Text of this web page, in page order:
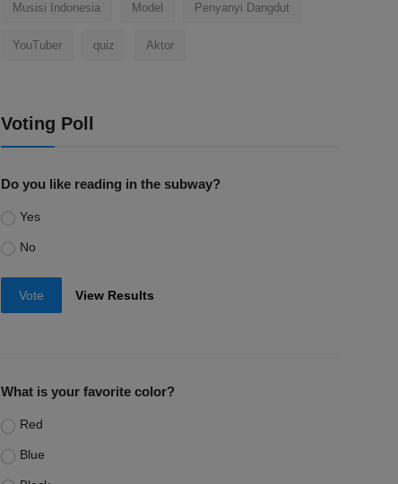
Musisi Indonesia Model Penyanyi Dangdut
YouTuber quiz Aktor
Voting Poll
Do you like reading in the subway?
Yes
No
Vote View Results
What is your favorite color?
Red
Blue